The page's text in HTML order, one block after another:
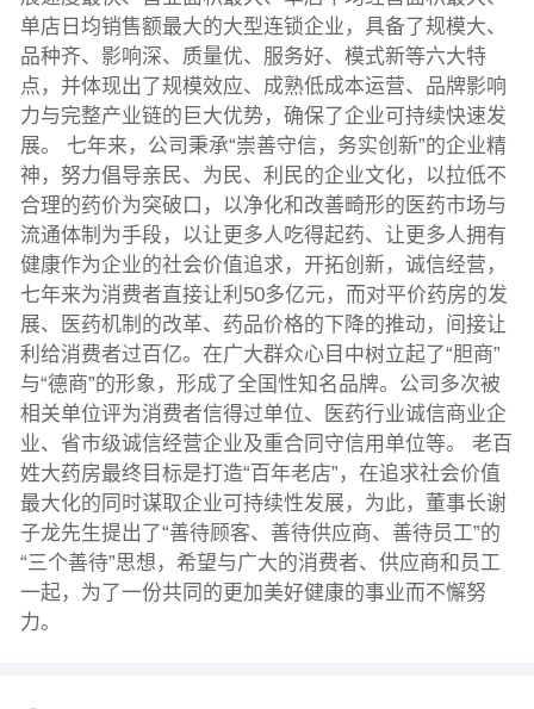
单店日均销售额最大的大型连锁企业，具备了规模大、
品种齐、影响深、质量优、服务好、模式新等六大特
点，并体现出了规模效应、成熟低成本运营、品牌影响
力与完整产业链的巨大优势，确保了企业可持续快速发
展。 七年来，公司秉承“崇善守信，务实创新”的企业精
神，努力倡导亲民、为民、利民的企业文化，以拉低不
合理的药价为突破口，以净化和改善畸形的医药市场与
流通体制为手段，以让更多人吃得起药、让更多人拥有
健康作为企业的社会价值追求，开拓创新，诚信经营，
七年来为消费者直接让利50多亿元，而对平价药房的发
展、医药机制的改革、药品价格的下降的推动，间接让
利给消费者过百亿。在广大群众心目中树立起了“胆商”
与“德商”的形象，形成了全国性知名品牌。公司多次被
相关单位评为消费者信得过单位、医药行业诚信商业企
业、省市级诚信经营企业及重合同守信用单位等。 老百
姓大药房最终目标是打造“百年老店”，在追求社会价值
最大化的同时谋取企业可持续性发展，为此，董事长谢
子龙先生提出了“善待顾客、善待供应商、善待员工”的
“三个善待”思想，希望与广大的消费者、供应商和员工
一起，为了一份共同的更加美好健康的事业而不懈努
力。